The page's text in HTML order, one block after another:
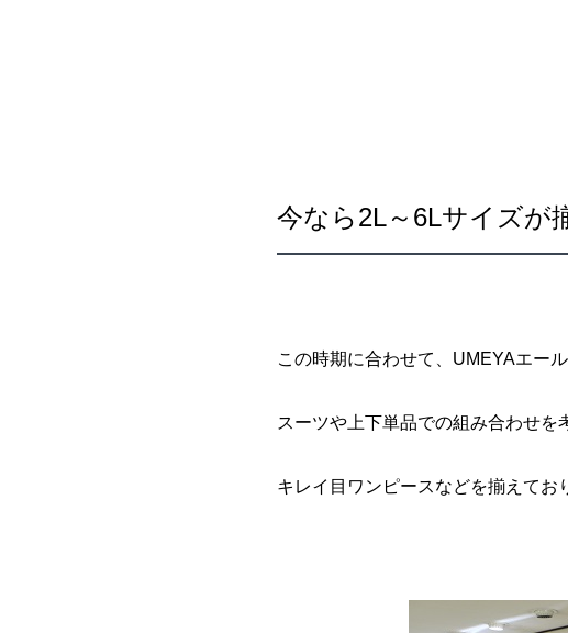
今なら2L～6Lサイズが
この時期に合わせて、UMEYAエー
スーツや上下単品での組み合わせを
キレイ目ワンピースなどを揃えてお